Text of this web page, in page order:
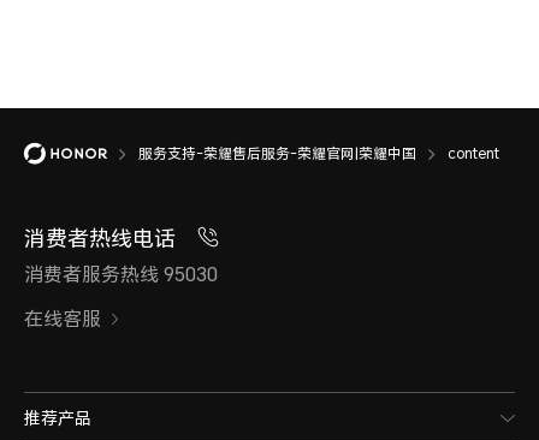
服务支持-荣耀售后服务-荣耀官网|荣耀中国 content
消费者热线电话
消费者服务热线 95030
在线客服
推荐产品